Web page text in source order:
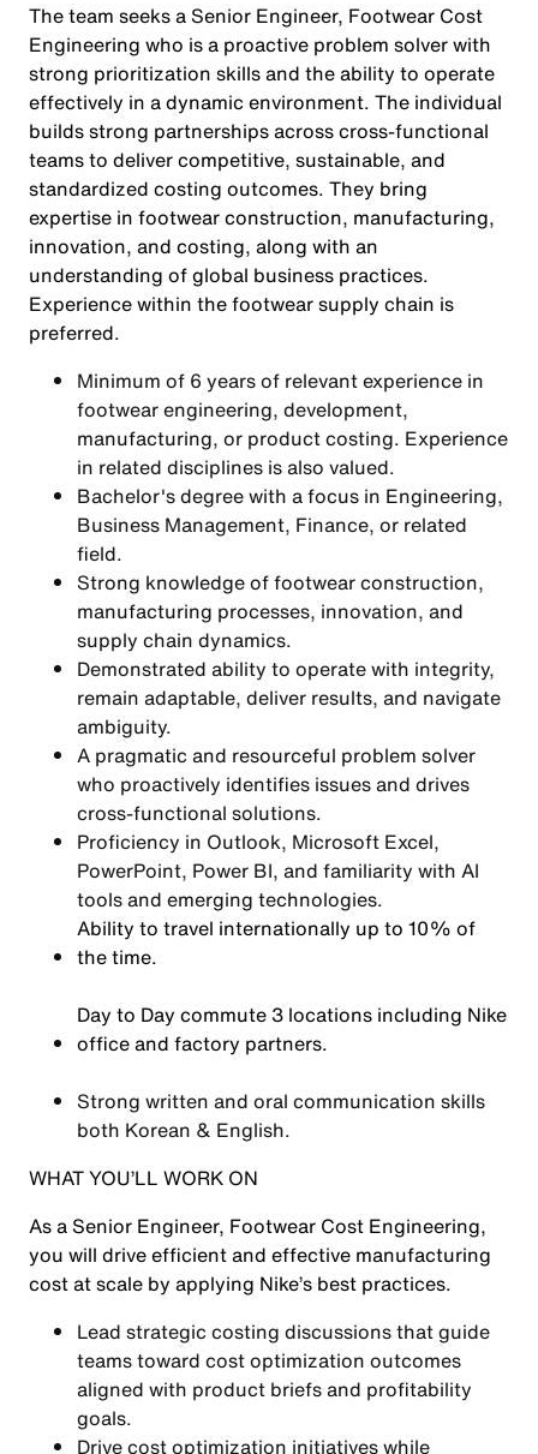
The team seeks a Senior Engineer, Footwear Cost
Engineering who is a proactive problem solver with
strong prioritization skills and the ability to operate
effectively in a dynamic environment. The individual
builds strong partnerships across cross-functional
teams to deliver competitive, sustainable, and
standardized costing outcomes. They bring
expertise in footwear construction, manufacturing,
innovation, and costing, along with an
understanding of global business practices.
Experience within the footwear supply chain is
preferred.
Minimum of 6 years of relevant experience in
footwear engineering, development,
manufacturing, or product costing. Experience
in related disciplines is also valued.
Bachelor's degree with a focus in Engineering,
Business Management, Finance, or related
field.
Strong knowledge of footwear construction,
manufacturing processes, innovation, and
supply chain dynamics.
Demonstrated ability to operate with integrity,
remain adaptable, deliver results, and navigate
ambiguity.
A pragmatic and resourceful problem solver
who proactively identifies issues and drives
cross-functional solutions.
Proficiency in Outlook, Microsoft Excel,
PowerPoint, Power BI, and familiarity with AI
tools and emerging technologies.
Ability to travel internationally up to 10% of
the time.
Day to Day commute 3 locations including Nike
office and factory partners.
Strong written and oral communication skills
both Korean & English.
WHAT YOU’LL WORK ON
As a Senior Engineer, Footwear Cost Engineering,
you will drive efficient and effective manufacturing
cost at scale by applying Nike’s best practices.
Lead strategic costing discussions that guide
teams toward cost optimization outcomes
aligned with product briefs and profitability
goals.
Drive cost optimization initiatives while